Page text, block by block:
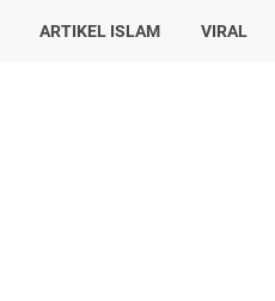
ARTIKEL ISLAM VIRAL